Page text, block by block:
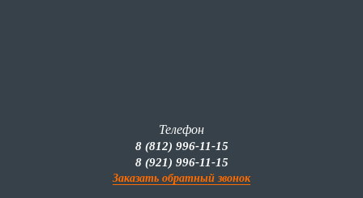
Телефон
8 (812) 996-11-15
8 (921) 996-11-15
Заказать обратный звонок